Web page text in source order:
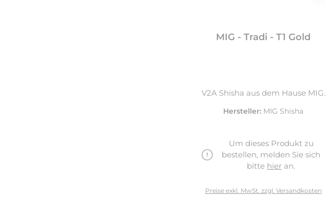
MIG - Tradi - T1 Gold
V2A Shisha aus dem Hause MIG.
Hersteller: MIG Shisha
Um dieses Produkt zu
bestellen, melden Sie sich
bitte hier an.
Preise exkl. MwSt. zzgl. Versandkosten